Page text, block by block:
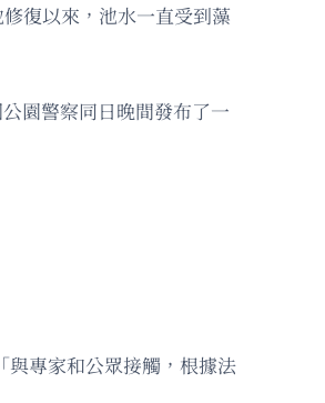
復以來，池水一直受到藻
園警察同日晚間發布了一
專家和公眾接觸，根據法